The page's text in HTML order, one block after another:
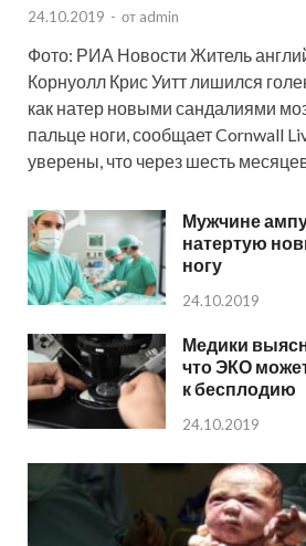
24.10.2019 - от admin
Фото: РИА Новости Житель
Корнуолл Крис Уитт лишился
как натер новыми сандалиями
пальце ноги, сообщает Cornwall
уверены, что через шесть месяцев
Мужчине
натертую
ногу
24.10.2019
Медики
что ЭКО
к бесплодию
24.10.2019